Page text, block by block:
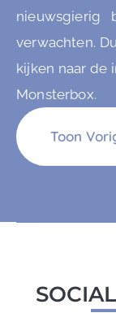
nieuwsgierig
verwachten.
kijken naar de
Monsterbox.
Toon